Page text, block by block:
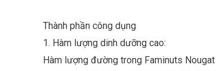
Thành phần công dụng
1. Hàm lượng dinh dưỡng cao:
Hàm lượng đường trong Faminuts